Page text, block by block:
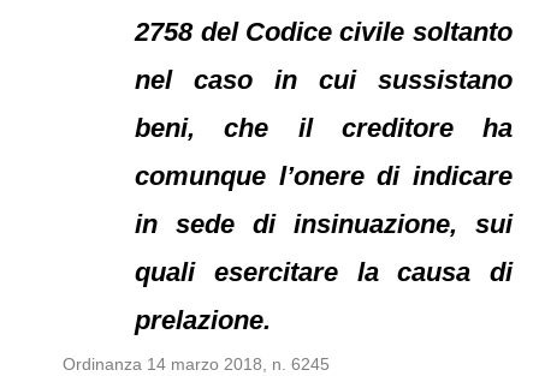
2758 del Codice civile soltanto
nel caso in cui sussistano
beni, che il creditore ha
comunque l’onere di indicare
in sede di insinuazione, sui
quali esercitare la causa di
prelazione.
Ordinanza 14 marzo 2018, n. 6245